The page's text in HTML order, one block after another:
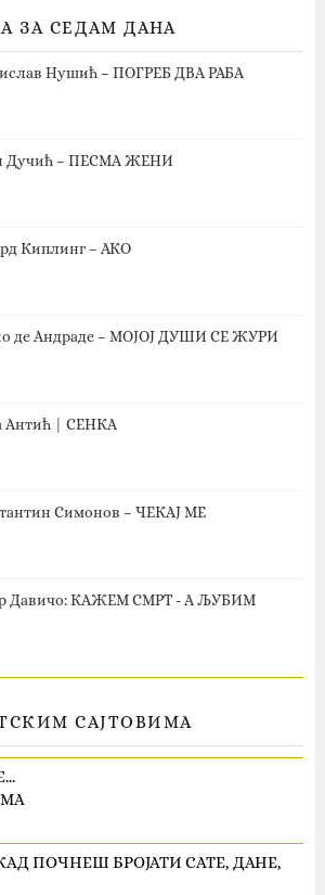
ЗА СЕДАМ ДАНА
Нушић – ПОГРЕБ ДВА РАБА
Дучић – ПЕСМА ЖЕНИ
Киплинг – АКО
де Андраде – МОЈОЈ ДУШИ СЕ ЖУРИ
Антић | СЕНКА
Симонов – ЧЕКАЈ МЕ
Давичо‎: КАЖЕМ СМРТ - А ЉУБИМ
САЈТОВИМА
КАД ПОЧНЕШ БРОЈАТИ САТЕ, ДАНЕ,